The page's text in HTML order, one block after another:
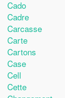
Cado
Cadre
Carcasse
Carte
Cartons
Case
Cell
Cette